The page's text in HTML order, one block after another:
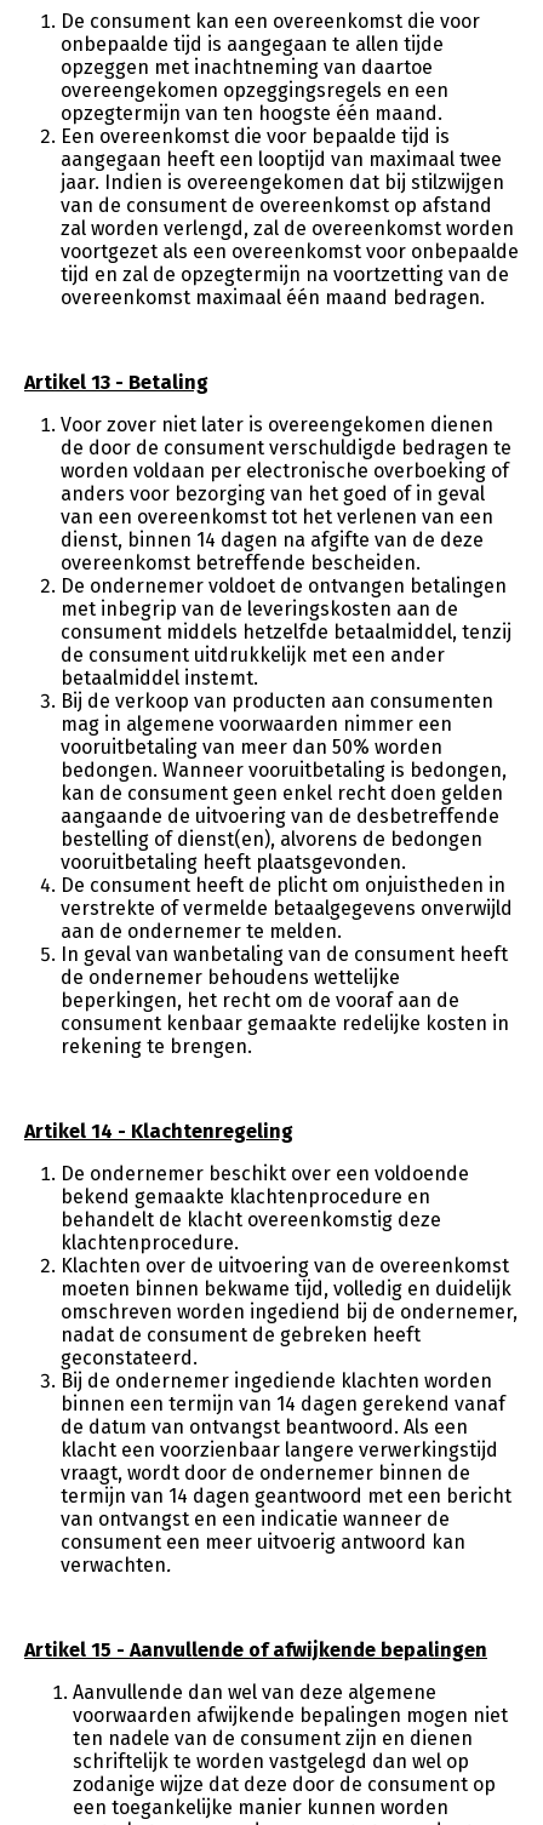
De consument kan een overeenkomst die voor
onbepaalde tijd is aangegaan te allen tijde
opzeggen met inachtneming van daartoe
overeengekomen opzeggingsregels en een
opzegtermijn van ten hoogste één maand.
Een overeenkomst die voor bepaalde tijd is
aangegaan heeft een looptijd van maximaal twee
jaar. Indien is overeengekomen dat bij stilzwijgen
van de consument de overeenkomst op afstand
zal worden verlengd, zal de overeenkomst worden
voortgezet als een overeenkomst voor onbepaalde
tijd en zal de opzegtermijn na voortzetting van de
overeenkomst maximaal één maand bedragen.
Artikel 13 - Betaling
Voor zover niet later is overeengekomen dienen
de door de consument verschuldigde bedragen te
worden voldaan per electronische overboeking of
anders voor bezorging van het goed of in geval
van een overeenkomst tot het verlenen van een
dienst, binnen 14 dagen na afgifte van de deze
overeenkomst betreffende bescheiden.
De ondernemer voldoet de ontvangen betalingen
met inbegrip van de leveringskosten aan de
consument middels hetzelfde betaalmiddel, tenzij
de consument uitdrukkelijk met een ander
betaalmiddel instemt.
Bij de verkoop van producten aan consumenten
mag in algemene voorwaarden nimmer een
vooruitbetaling van meer dan 50% worden
bedongen. Wanneer vooruitbetaling is bedongen,
kan de consument geen enkel recht doen gelden
aangaande de uitvoering van de desbetreffende
bestelling of dienst(en), alvorens de bedongen
vooruitbetaling heeft plaatsgevonden.
De consument heeft de plicht om onjuistheden in
verstrekte of vermelde betaalgegevens onverwijld
aan de ondernemer te melden.
In geval van wanbetaling van de consument heeft
de ondernemer behoudens wettelijke
beperkingen, het recht om de vooraf aan de
consument kenbaar gemaakte redelijke kosten in
rekening te brengen.
Artikel 14 - Klachtenregeling
De ondernemer beschikt over een voldoende
bekend gemaakte klachtenprocedure en
behandelt de klacht overeenkomstig deze
klachtenprocedure.
Klachten over de uitvoering van de overeenkomst
moeten binnen bekwame tijd, volledig en duidelijk
omschreven worden ingediend bij de ondernemer,
nadat de consument de gebreken heeft
geconstateerd.
Bij de ondernemer ingediende klachten worden
binnen een termijn van 14 dagen gerekend vanaf
de datum van ontvangst beantwoord. Als een
klacht een voorzienbaar langere verwerkingstijd
vraagt, wordt door de ondernemer binnen de
termijn van 14 dagen geantwoord met een bericht
van ontvangst en een indicatie wanneer de
consument een meer uitvoerig antwoord kan
verwachten.
Artikel 15 - Aanvullende of afwijkende bepalingen
Aanvullende dan wel van deze algemene
voorwaarden afwijkende bepalingen mogen niet
ten nadele van de consument zijn en dienen
schriftelijk te worden vastgelegd dan wel op
zodanige wijze dat deze door de consument op
een toegankelijke manier kunnen worden